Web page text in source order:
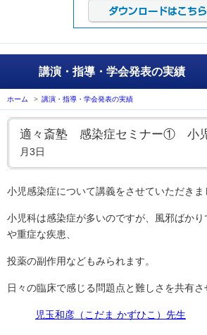
講演・指導・学会発表の実績
ホーム > 講演・指導・学会発表の実績
適々斎塾 感染症セミナー① 小
月3日
小児感染症について講義をさせていただきま
小児科は感染症が多いのですが、風邪ばか
や重症な疾患、
投薬の副作用などもみられます。
日々の臨床で感じる問題点と難しさを共有
児玉和彦（こだま かずひこ）先生